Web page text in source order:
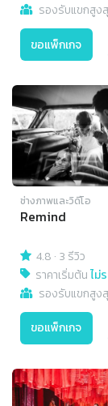
รองรับแขกสูง
ขอแพ็กเกจ
ช่างภาพและวิดีโอ
Remind
4.8 · 3 รีวิว
ราคาเริ่มต้นไม่
รองรับแขกสูง
ขอแพ็กเกจ